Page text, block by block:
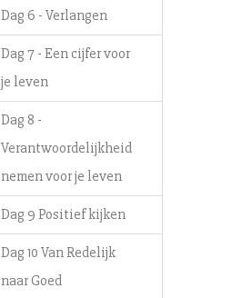
Dag 6 - Verlangen
Dag 7 - Een cijfer voor
je leven
Dag 8 -
Verantwoordelijkheid
nemen voor je leven
Dag 9 Positief kijken
Dag 10 Van Redelijk
naar Goed